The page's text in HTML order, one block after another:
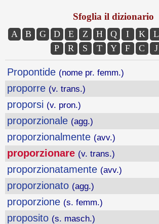
Sfoglia il dizionario
A B G D E Z H Q I K L
P
R S T Y F C J
Propontide (nome pr. femm.)
proporre (v. trans.)
proporsi (v. pron.)
proporzionale (agg.)
proporzionalmente (avv.)
proporzionare (v. trans.)
proporzionatamente (avv.)
proporzionato (agg.)
proporzione (s. femm.)
proposito (s. masch.)